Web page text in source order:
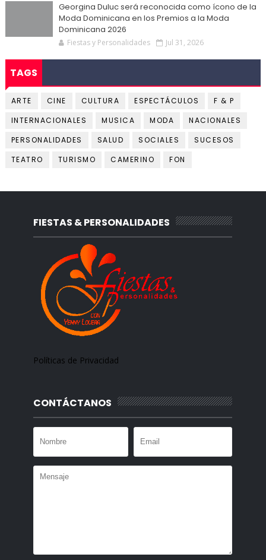
Georgina Duluc será reconocida como ícono de la
Moda Dominicana en los Premios a la Moda
Dominicana 2026
Fiestas y Personalidades Jul 31, 2026
TAGS
ARTE CINE CULTURA ESPECTÁCULOS
F & P
INTERNACIONALES
MUSICA MODA
NACIONALES
PERSONALIDADES
SALUD SOCIALES
SUCESOS
TEATRO
TURISMO CAMERINO FON
FIESTAS & PERSONALIDADES
Políticas de Privacidad
CONTÁCTANOS